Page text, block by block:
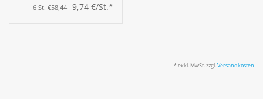
6 St. €58,44 9,74 €/St.*
* exkl. MwSt. zzgl.Versandkosten